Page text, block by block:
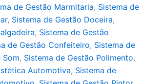
de Gestão Marmitaria, Sistema de
, Sistema de Gestão Doceira,
, Sistema de Gestão
de Gestão Confeiteiro, Sistema de
Som, Sistema de Gestão Polimento,
Automotiva, Sistema de